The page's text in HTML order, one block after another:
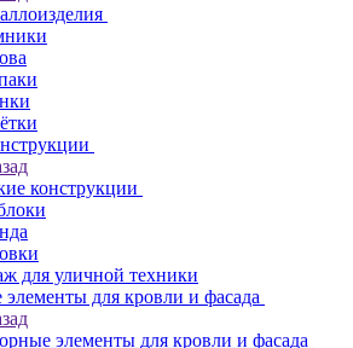
конструкции
для уличной техники
для кровли и фасада
элементы для кровли и фасада